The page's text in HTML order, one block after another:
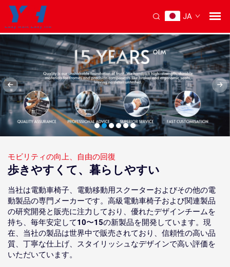
JA
モビリティの向上、自由の回復
歩きやすくて、暮らしやすい
当社は電動車椅子、電動移動用スクーターおよびその他の電
動製品の専門メーカーです。高級電動車椅子および関連製品
の研究開発と販売に注力しており、優れたデザインチームを
持ち、毎年安定して10〜15の新製品を開発しています。現
在、当社の製品は世界中で販売されており、信頼性の高い品
質、丁寧な仕上げ、スタイリッシュなデザインで高い評価を
いただいています。